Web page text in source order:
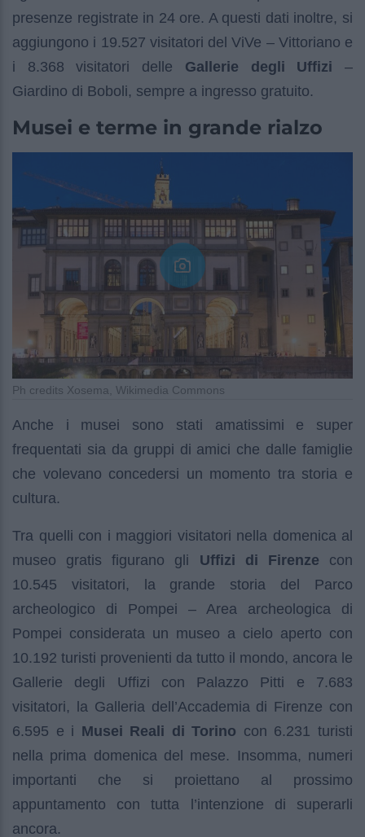
presenze registrate in 24 ore. A questi dati inoltre, si
aggiungono i 19.527 visitatori del ViVe – Vittoriano e
i 8.368 visitatori delle Gallerie degli Uffizi –
Giardino di Boboli, sempre a ingresso gratuito.
Musei e terme in grande rialzo
Ph credits Xosema, Wikimedia Commons
Anche i musei sono stati amatissimi e super
frequentati sia da gruppi di amici che dalle famiglie
che volevano concedersi un momento tra storia e
cultura.
Tra quelli con i maggiori visitatori nella domenica al
museo gratis figurano gli Uffizi di Firenze con
10.545 visitatori, la grande storia del Parco
archeologico di Pompei – Area archeologica di
Pompei considerata un museo a cielo aperto con
10.192 turisti provenienti da tutto il mondo, ancora le
Gallerie degli Uffizi con Palazzo Pitti e 7.683
visitatori, la Galleria dell’Accademia di Firenze con
6.595 e i Musei Reali di Torino con 6.231 turisti
nella prima domenica del mese. Insomma, numeri
importanti che si proiettano al prossimo
appuntamento con tutta l’intenzione di superarli
ancora.